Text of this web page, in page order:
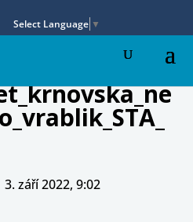
Select Language ▼
3. září 2022, 9:02